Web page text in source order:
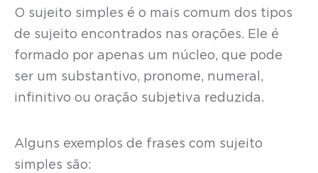
O sujeito simples é o mais comum dos tipos
de sujeito encontrados nas orações. Ele é
formado por apenas um núcleo, que pode
ser um substantivo, pronome, numeral,
infinitivo ou oração subjetiva reduzida.
Alguns exemplos de frases com sujeito
simples são: